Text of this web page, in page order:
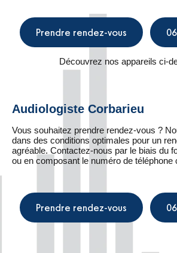
Prendre rendez-vous
Découvrez nos appareils ci-
Audiologiste Corbarieu
Vous souhaitez prendre rendez-vous ?
dans des conditions optimales pour un
agréable. Contactez-nous par le biais du
ou en composant le numéro de téléphone
Prendre rendez-vous